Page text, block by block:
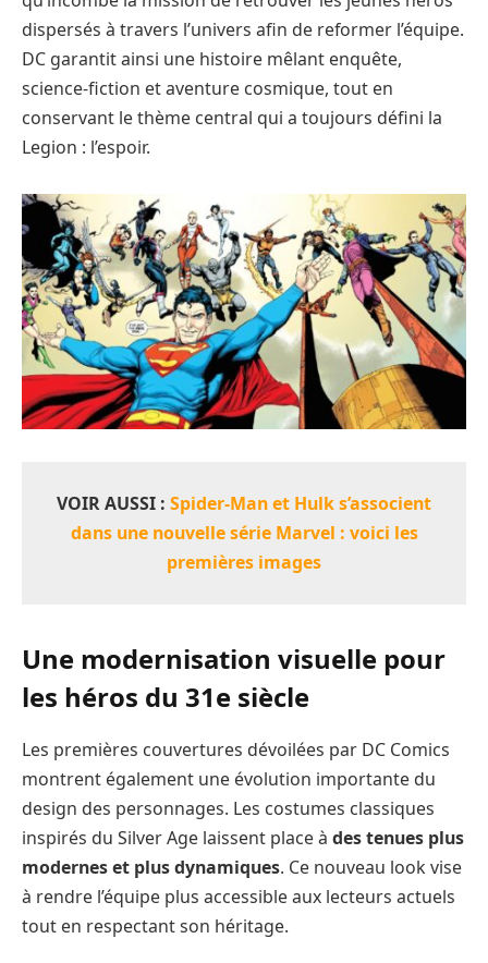
dispersés à travers l’univers afin de reformer l’équipe.
DC garantit ainsi une histoire mêlant enquête,
science-fiction et aventure cosmique, tout en
conservant le thème central qui a toujours défini la
Legion : l’espoir.
VOIR AUSSI : Spider-Man et Hulk s’associent
dans une nouvelle série Marvel : voici les
premières images
Une modernisation visuelle pour
les héros du 31e siècle
Les premières couvertures dévoilées par DC Comics
montrent également une évolution importante du
design des personnages. Les costumes classiques
inspirés du Silver Age laissent place à des tenues plus
modernes et plus dynamiques. Ce nouveau look vise
à rendre l’équipe plus accessible aux lecteurs actuels
tout en respectant son héritage.